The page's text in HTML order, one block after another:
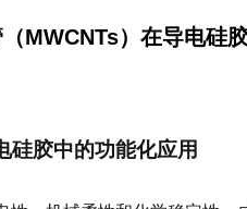
MWCNTs）在导电硅
硅胶中的功能化应用